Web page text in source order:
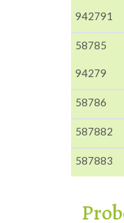
942791
58785
94279
58786
587882
587883